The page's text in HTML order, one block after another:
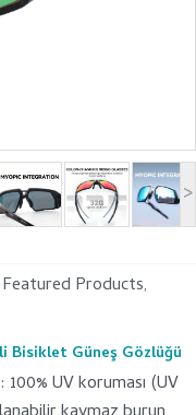
>
Featured Products,
Bisiklet Güneş Gözlüğü
UV koruması (UV